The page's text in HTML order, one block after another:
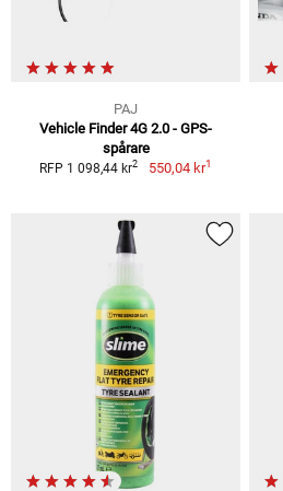
PAJ
Vehicle Finder 4G 2.0 - GPS-
spårare
RFP 1 098,44 kr2 550,04 kr1